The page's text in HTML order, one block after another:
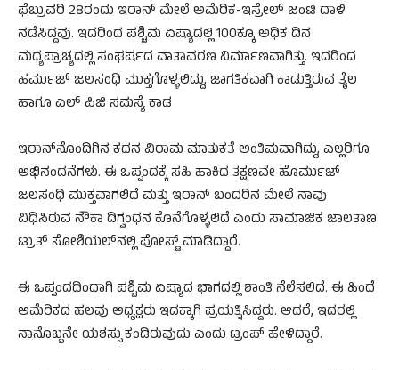
ಫೆಬ್ರುವರಿ 28ರಂದು ಇರಾನ್ ಮೇಲೆ ಅಮೆರಿಕ-ಇಸ್ರೇಲ್ ಜಂಟಿ ದಾಳಿ
ನಡೆಸಿದ್ದವು. ಇದರಿಂದ ಪಶ್ಚಿಮ ಏಷ್ಯಾದಲ್ಲಿ 100ಕ್ಕೂ ಅಧಿಕ ದಿನ
ಮಧ್ಯಪ್ರಾಚ್ಯದಲ್ಲಿ ಸಂಘರ್ಷದ ವಾತಾವರಣ ನಿರ್ಮಾಣವಾಗಿತ್ತು. ಇದರಿಂದ
ಹರ್ಮುಜ್ ಜಲಸಂಧಿ ಮುಕ್ತಗೊಳ್ಳಲಿದ್ದು, ಜಾಗತಿಕವಾಗಿ ಕಾಡುತ್ತಿರುವ ತೈಲ
ಹಾಗೂ ಎಲ್ ಪಿಜಿ ಸಮಸ್ಯೆ ಕಾಡ
ಇರಾನ್‌ನೊಂದಿಗಿನ ಕದನ ವಿರಾಮ ಮಾತುಕತೆ ಅಂತಿಮವಾಗಿದ್ದು, ಎಲ್ಲರಿಗೂ
ಅಭಿನಂದನೆಗಳು. ಈ ಒಪ್ಪಂದಕ್ಕೆ ಸಹಿ ಹಾಕಿದ ತಕ್ಷಣವೇ ಹೊರ್ಮುಜ್
ಜಲಸಂಧಿ ಮುಕ್ತವಾಗಲಿದೆ ಮತ್ತು ಇರಾನ್ ಬಂದರಿನ ಮೇಲೆ ನಾವು
ವಿಧಿಸಿರುವ ನೌಕಾ ದಿಗ್ವಂಧನ ಕೊನೆಗೊಳ್ಳಲಿದೆ ಎಂದು ಸಾಮಾಜಿಕ ಜಾಲತಾಣ
ಟ್ರುತ್ ಸೋಶಿಯಲ್‌ನಲ್ಲಿ ಪೋಸ್ಟ್ ಮಾಡಿದ್ದಾರೆ.
ಈ ಒಪ್ಪಂದದಿಂದಾಗಿ ಪಶ್ಚಿಮ ಏಷ್ಯಾದ ಭಾಗದಲ್ಲಿ ಶಾಂತಿ ನೆಲೆಸಲಿದೆ. ಈ ಹಿಂದೆ
ಅಮೆರಿಕದ ಹಲವು ಅಧ್ಯಕ್ಷರು ಇದಕ್ಕಾಗಿ ಪ್ರಯತ್ನಿಸಿದ್ದರು. ಆದರೆ, ಇದರಲ್ಲಿ
ನಾನೊಬ್ಬನೇ ಯಶಸ್ಸು ಕಂಡಿರುವುದು ಎಂದು ಟ್ರಂಪ್ ಹೇಳಿದ್ದಾರೆ.